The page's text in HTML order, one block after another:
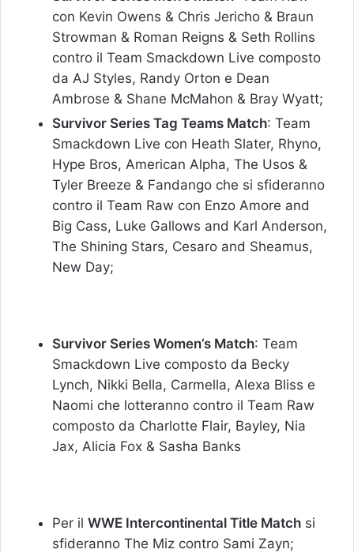
con Kevin Owens & Chris Jericho & Braun
Strowman & Roman Reigns & Seth Rollins
contro il Team Smackdown Live composto
da AJ Styles, Randy Orton e Dean
Ambrose & Shane McMahon & Bray Wyatt;
Survivor Series Tag Teams Match: Team
Smackdown Live con Heath Slater, Rhyno,
Hype Bros, American Alpha, The Usos &
Tyler Breeze & Fandango che si sfideranno
contro il Team Raw con Enzo Amore and
Big Cass, Luke Gallows and Karl Anderson,
The Shining Stars, Cesaro and Sheamus,
New Day;
Survivor Series Women’s Match: Team
Smackdown Live composto da Becky
Lynch, Nikki Bella, Carmella, Alexa Bliss e
Naomi che lotteranno contro il Team Raw
composto da Charlotte Flair, Bayley, Nia
Jax, Alicia Fox & Sasha Banks
Per il WWE Intercontinental Title Match si
sfideranno The Miz contro Sami Zayn;